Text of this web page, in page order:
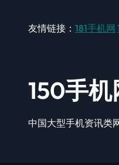
友情链接： 181手机网
150手机
中国大型手机资讯类